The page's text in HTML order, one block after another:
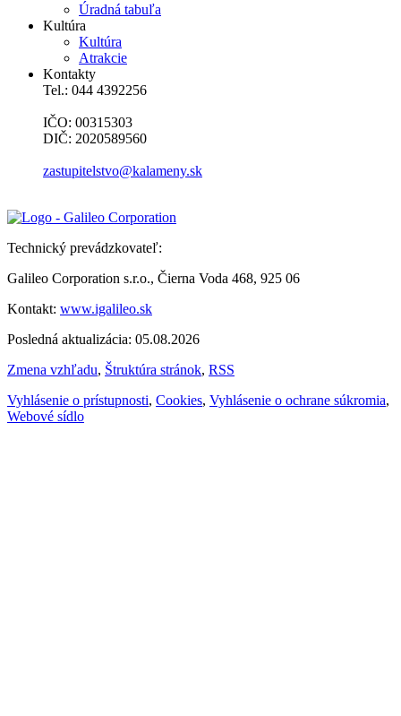
Úradná tabuľa
Kultúra
Kultúra
Atrakcie
Kontakty
Tel.: 044 4392256
IČO: 00315303
DIČ: 2020589560
zastupitelstvo@kalameny.sk
Technický prevádzkovateľ:
Galileo Corporation s.r.o., Čierna Voda 468, 925 06
Kontakt: www.igalileo.sk
Posledná aktualizácia: 05.08.2026
Zmena vzhľadu, Štruktúra stránok, RSS
Vyhlásenie o prístupnosti, Cookies, Vyhlásenie o ochrane súkromia,
Webové sídlo